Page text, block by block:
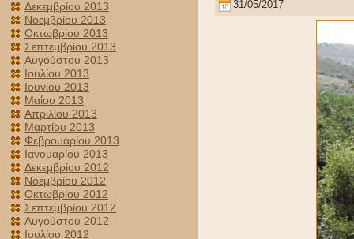
Δεκεμβρίου 2013
Νοεμβρίου 2013
Οκτωβρίου 2013
Σεπτεμβρίου 2013
Αυγούστου 2013
Ιουλίου 2013
Ιουνίου 2013
Μαΐου 2013
Απριλίου 2013
Μαρτίου 2013
Φεβρουαρίου 2013
Ιανουαρίου 2013
Δεκεμβρίου 2012
Νοεμβρίου 2012
Οκτωβρίου 2012
Σεπτεμβρίου 2012
Αυγούστου 2012
Ιουλίου 2012
31/05/2017